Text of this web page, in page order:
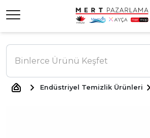
Endüstriyel Temizlik Ürünleri